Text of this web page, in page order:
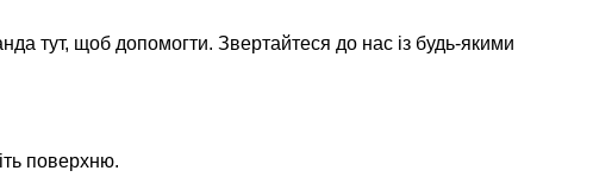
тут, щоб допомогти. Звертайтеся до нас із будь-якими
поверхню.